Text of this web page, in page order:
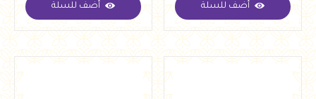
جنيه 345.00
أضف للسلة
جنيه 314.00
أضف للسلة